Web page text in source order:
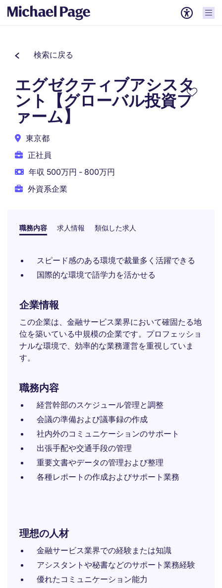
検索に戻る
エグゼクティブアシスタ
ント【グローバル投資フ
ァーム】
東京都
正社員
年収 500万円 - 800万円
外資系企業
職務内容 求人情報 類似した求人
スピード感のある環境で裁量多く活躍できる
国際的な環境で語学力を活かせる
企業情報
この企業は、金融サービス業界において確固たる地
位を築いている中規模の企業です。プロフェッショ
ナルな環境で、効率的な業務運営を重視していま
す。
職務内容
経営幹部のスケジュール管理と調整
会議の準備および議事録の作成
社内外のコミュニケーションのサポート
出張手配や交通手段の管理
重要文書やデータの管理および整理
各種レポートの作成およびサポート業務
理想の人材
金融サービス業界での経験または知識
アシスタントや秘書などのサポート業務経験
優れたコミュニケーション能力